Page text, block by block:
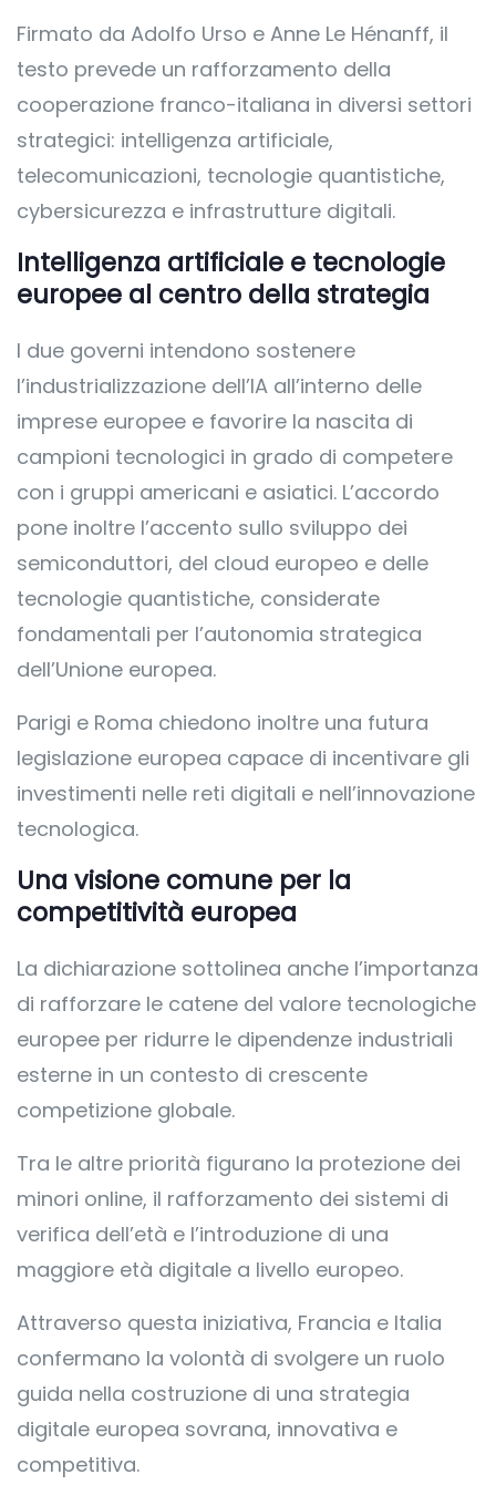
Firmato da Adolfo Urso e Anne Le Hénanff, il
testo prevede un rafforzamento della
cooperazione franco-italiana in diversi settori
strategici: intelligenza artificiale,
telecomunicazioni, tecnologie quantistiche,
cybersicurezza e infrastrutture digitali.
Intelligenza artificiale e tecnologie
europee al centro della strategia
I due governi intendono sostenere
l’industrializzazione dell’IA all’interno delle
imprese europee e favorire la nascita di
campioni tecnologici in grado di competere
con i gruppi americani e asiatici. L’accordo
pone inoltre l’accento sullo sviluppo dei
semiconduttori, del cloud europeo e delle
tecnologie quantistiche, considerate
fondamentali per l’autonomia strategica
dell’Unione europea.
Parigi e Roma chiedono inoltre una futura
legislazione europea capace di incentivare gli
investimenti nelle reti digitali e nell’innovazione
tecnologica.
Una visione comune per la
competitività europea
La dichiarazione sottolinea anche l’importanza
di rafforzare le catene del valore tecnologiche
europee per ridurre le dipendenze industriali
esterne in un contesto di crescente
competizione globale.
Tra le altre priorità figurano la protezione dei
minori online, il rafforzamento dei sistemi di
verifica dell’età e l’introduzione di una
maggiore età digitale a livello europeo.
Attraverso questa iniziativa, Francia e Italia
confermano la volontà di svolgere un ruolo
guida nella costruzione di una strategia
digitale europea sovrana, innovativa e
competitiva.